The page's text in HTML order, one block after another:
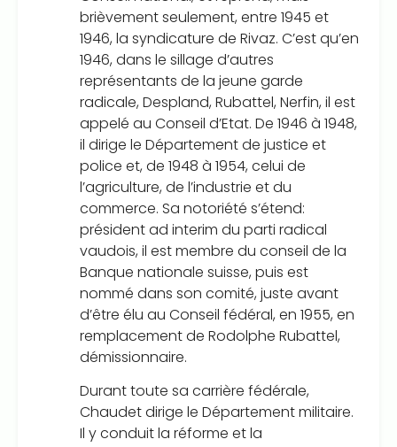
brièvement seulement, entre 1945 et
1946, la syndicature de Rivaz. C’est qu’en
1946, dans le sillage d’autres
représentants de la jeune garde
radicale, Despland, Rubattel, Nerfin, il est
appelé au Conseil d’Etat. De 1946 à 1948,
il dirige le Département de justice et
police et, de 1948 à 1954, celui de
l’agriculture, de l’industrie et du
commerce. Sa notoriété s’étend:
président ad interim du parti radical
vaudois, il est membre du conseil de la
Banque nationale suisse, puis est
nommé dans son comité, juste avant
d’être élu au Conseil fédéral, en 1955, en
remplacement de Rodolphe Rubattel,
démissionnaire.
Durant toute sa carrière fédérale,
Chaudet dirige le Département militaire.
Il y conduit la réforme et la